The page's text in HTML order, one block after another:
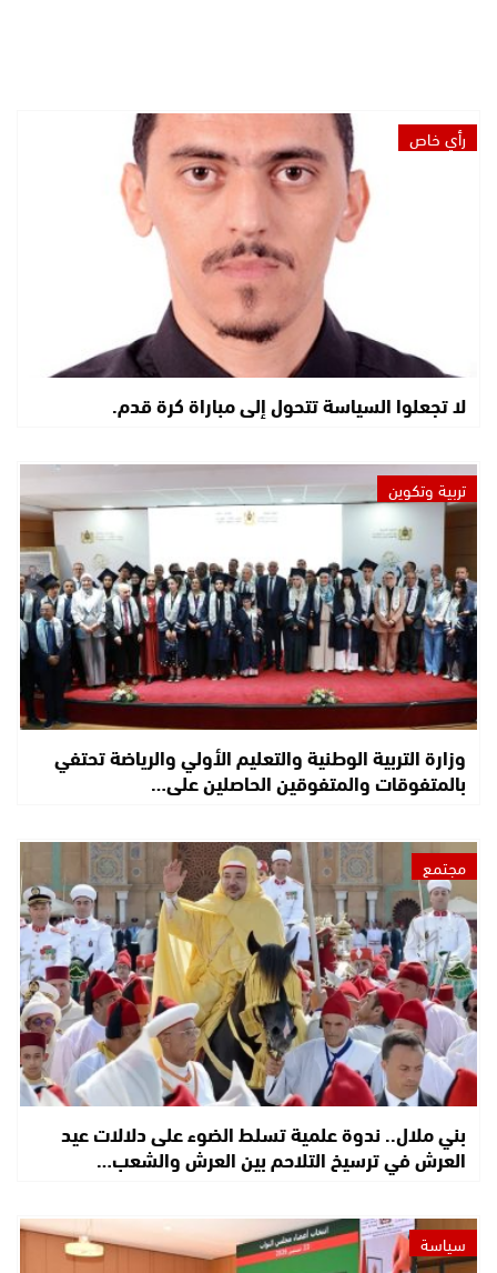
رأي خاص
لا تجعلوا السياسة تتحول إلى مباراة كرة قدم.
تربية وتكوين
وزارة التربية الوطنية والتعليم الأولي والرياضة تحتفي
بالمتفوقات والمتفوقين الحاصلين على…
مجتمع
بني ملال.. ندوة علمية تسلط الضوء على دلالات عيد
العرش في ترسيخ التلاحم بين العرش والشعب…
سياسة